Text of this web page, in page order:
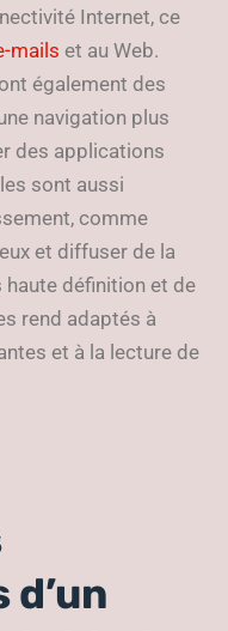
Internet, ce
mails et au Web.
également des
navigation plus
des applications
sont aussi
comme
et diffuser de la
haute définition et de
rend adaptés à
et à la lecture de